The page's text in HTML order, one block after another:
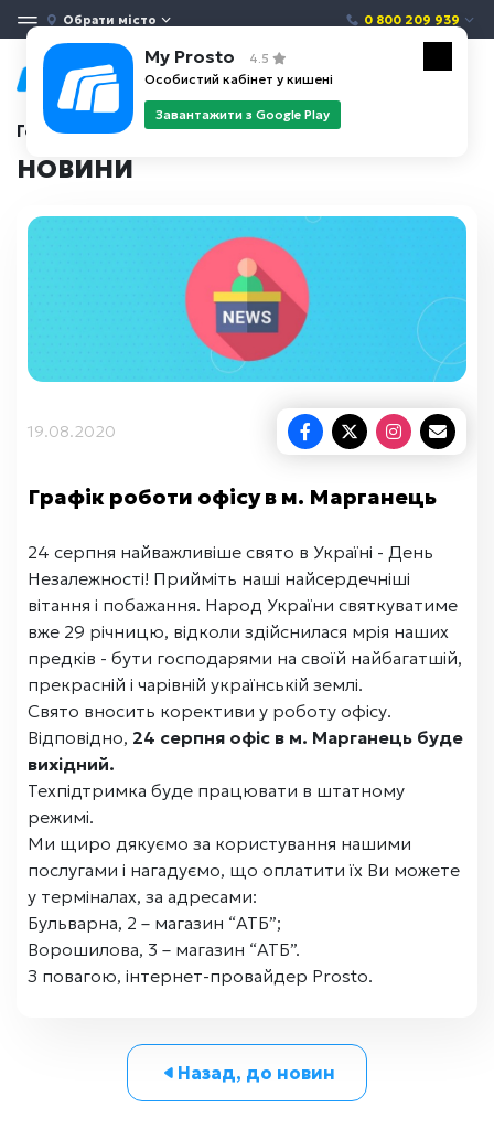
Обрати місто 0 800 209 939
Головна Новини
НОВИНИ
19.08.2020
Графік роботи офісу в м. Марганець
24 серпня найважливіше свято в Україні - День
Незалежності! Прийміть наші найсердечніші
вітання і побажання. Народ України святкуватиме
вже 29 річницю, відколи здійснилася мрія наших
предків - бути господарями на своїй найбагатшій,
прекрасній і чарівній українській землі.
Свято вносить корективи у роботу офісу.
Відповідно, 24 серпня офіс в м. Марганець буде
вихідний.
Техпідтримка буде працювати в штатному
режимі.
Ми щиро дякуємо за користування нашими
послугами і нагадуємо, що оплатити їх Ви можете
у терміналах, за адресами:
Бульварна, 2 – магазин “АТБ”;
Ворошилова, 3 – магазин “АТБ”.
З повагою, інтернет-провайдер Prosto.
Назад, до новин
My Prosto 4.5
Особистий кабінет у кишені
Завантажити з Google Play